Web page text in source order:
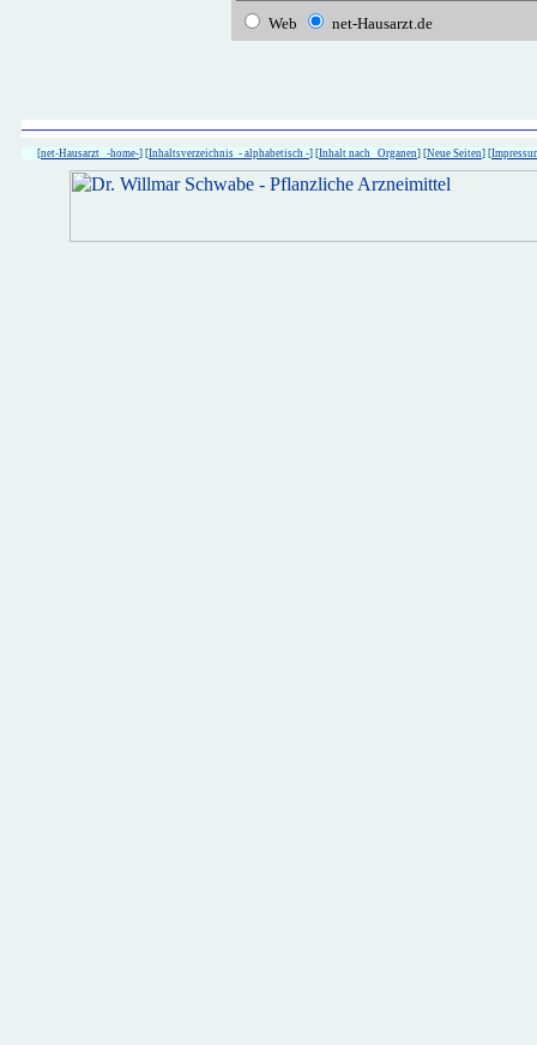
Web net-Hausarzt.de
[net-Hausarzt -home-] [Inhaltsverzeichnis - alphabetisch -] [Inhalt nach Organen] [Neue Seiten] [